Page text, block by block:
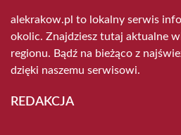
alekrakow.pl to lokalny serwis
okolic. Znajdziesz tutaj aktualne
regionu. Bądź na bieżąco z
dzięki naszemu serwisowi.
REDAKCJA